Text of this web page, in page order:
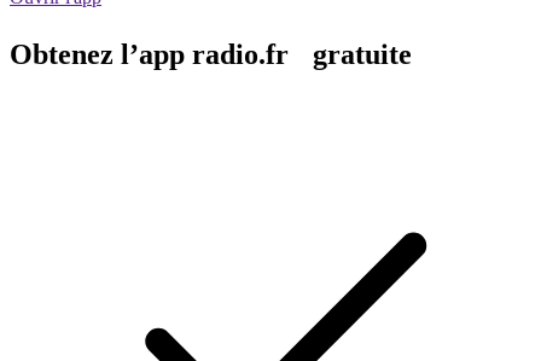
Obtenez l’app radio.fr gratuite